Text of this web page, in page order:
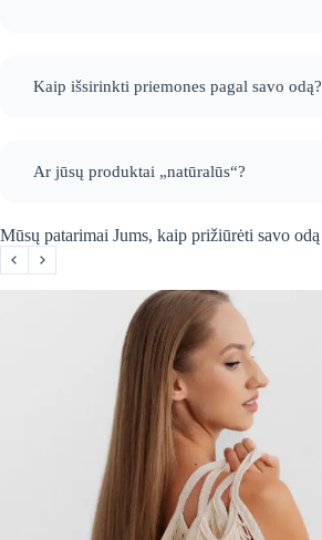
Kaip išsirinkti priemones pagal savo odą?
Ar jūsų produktai „natūralūs“?
Mūsų patarimai Jums, kaip prižiūrėti savo odą